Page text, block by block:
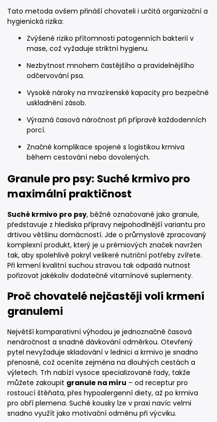
Tato metoda ovšem přináší chovateli i určitá organizační a
hygienická rizika:
Zvýšené riziko přítomnosti patogenních bakterií v
mase, což vyžaduje striktní hygienu.
Nezbytnost mnohem častějšího a pravidelnějšího
odčervování psa.
Vysoké nároky na mrazírenské kapacity pro bezpečné
uskladnění zásob.
Výrazná časová náročnost při přípravě každodenních
porcí.
Značné komplikace spojené s logistikou krmiva
během cestování nebo dovolených.
Granule pro psy: Suché krmivo pro
maximální praktičnost
Suché krmivo pro psy, běžně označované jako granule,
představuje z hlediska přípravy nejpohodlnější variantu pro
drtivou většinu domácností. Jde o průmyslově zpracovaný
komplexní produkt, který je u prémiových značek navržen
tak, aby spolehlivě pokryl veškeré nutriční potřeby zvířete.
Při krmení kvalitní suchou stravou tak odpadá nutnost
pořizovat jakékoliv dodatečné vitamínové suplementy.
Proč chovatelé nejčastěji volí krmení
granulemi
Největší komparativní výhodou je jednoznačně časová
nenáročnost a snadné dávkování odměrkou. Otevřený
pytel nevyžaduje skladování v lednici a krmivo je snadno
přenosné, což oceníte zejména na dlouhých cestách a
výletech. Trh nabízí vysoce specializované řady, takže
můžete zakoupit granule na míru – od receptur pro
rostoucí štěňata, přes hypoalergenní diety, až po krmiva
pro obří plemena. Suché kousky lze v praxi navíc velmi
snadno využít jako motivační odměnu při výcviku.